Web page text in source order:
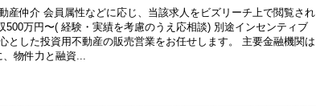
産仲介 会員属性などに応じ、当該求人をビズリーチ上で閲覧され
500万円〜( 経験・実績を考慮のうえ応相談) 別途インセンティブ
た投資用不動産の販売営業をお任せします。 主要金融機関は
、物件力と融資...